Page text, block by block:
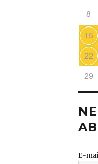
8
15
22
29
E-